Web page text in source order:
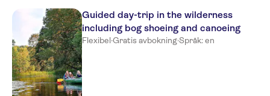
Guided day-trip in the wilderness
including bog shoeing and canoeing
Flexibel·Gratis avbokning·Språk: en